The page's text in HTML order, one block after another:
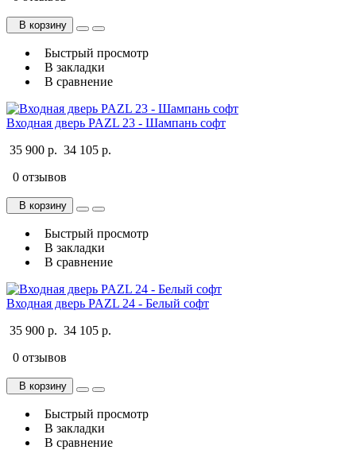
В корзину
Быстрый просмотр
В закладки
В сравнение
Входная дверь PAZL 23 - Шампань софт
35 900 р. 34 105 р.
0 отзывов
В корзину
Быстрый просмотр
В закладки
В сравнение
Входная дверь PAZL 24 - Белый софт
35 900 р. 34 105 р.
0 отзывов
В корзину
Быстрый просмотр
В закладки
В сравнение